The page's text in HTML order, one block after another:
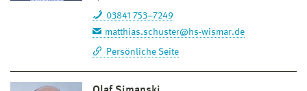
03841 753–7249
matthias.schuster@hs-wismar.de
Persönliche Seite